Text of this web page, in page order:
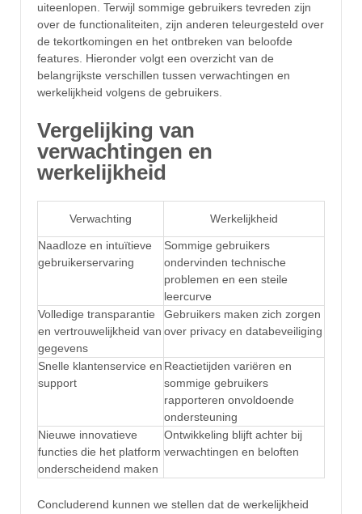
uiteenlopen. Terwijl sommige gebruikers tevreden zijn
over de functionaliteiten, zijn anderen teleurgesteld over
de tekortkomingen en het ontbreken van beloofde
features. Hieronder volgt een overzicht van de
belangrijkste verschillen tussen verwachtingen en
werkelijkheid volgens de gebruikers.
Vergelijking van
verwachtingen en
werkelijkheid
Verwachting Werkelijkheid
Naadloze en intuïtieve
gebruikerservaring
Sommige gebruikers
ondervinden technische
problemen en een steile
leercurve
Volledige transparantie
en vertrouwelijkheid van
gegevens
Gebruikers maken zich zorgen
over privacy en databeveiliging
Snelle klantenservice en
support
Reactietijden variëren en
sommige gebruikers
rapporteren onvoldoende
ondersteuning
Nieuwe innovatieve
functies die het platform
onderscheidend maken
Ontwikkeling blijft achter bij
verwachtingen en beloften
Concluderend kunnen we stellen dat de werkelijkheid